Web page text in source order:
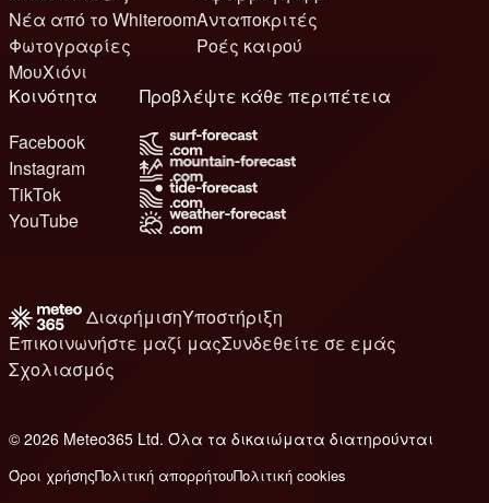
Νέα από το Whiteroom
Φωτογραφίες
ΜουΧιόνι
Ανταποκριτές
Ροές καιρού
Κοινότητα
Facebook
Instagram
TikTok
YouTube
Προβλέψτε κάθε περιπέτεια
ΔιαφήμισηΥποστήριξη
Επικοινωνήστε μαζί μαςΣυνδεθείτε σε εμάς
Σχολιασμός
© 2026 Meteo365 Ltd. Όλα τα δικαιώματα διατηρούνται
Όροι χρήσηςΠολιτική απορρήτουΠολιτική cookies